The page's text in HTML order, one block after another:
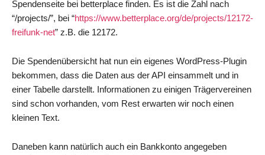
Spendenseite bei betterplace finden. Es ist die Zahl nach
“/projects/”, bei “https://www.betterplace.org/de/projects/12172-
freifunk-net” z.B. die 12172.
Die Spendenübersicht hat nun ein eigenes WordPress-Plugin
bekommen, dass die Daten aus der API einsammelt und in
einer Tabelle darstellt. Informationen zu einigen Trägervereinen
sind schon vorhanden, vom Rest erwarten wir noch einen
kleinen Text.
Daneben kann natürlich auch ein Bankkonto angegeben